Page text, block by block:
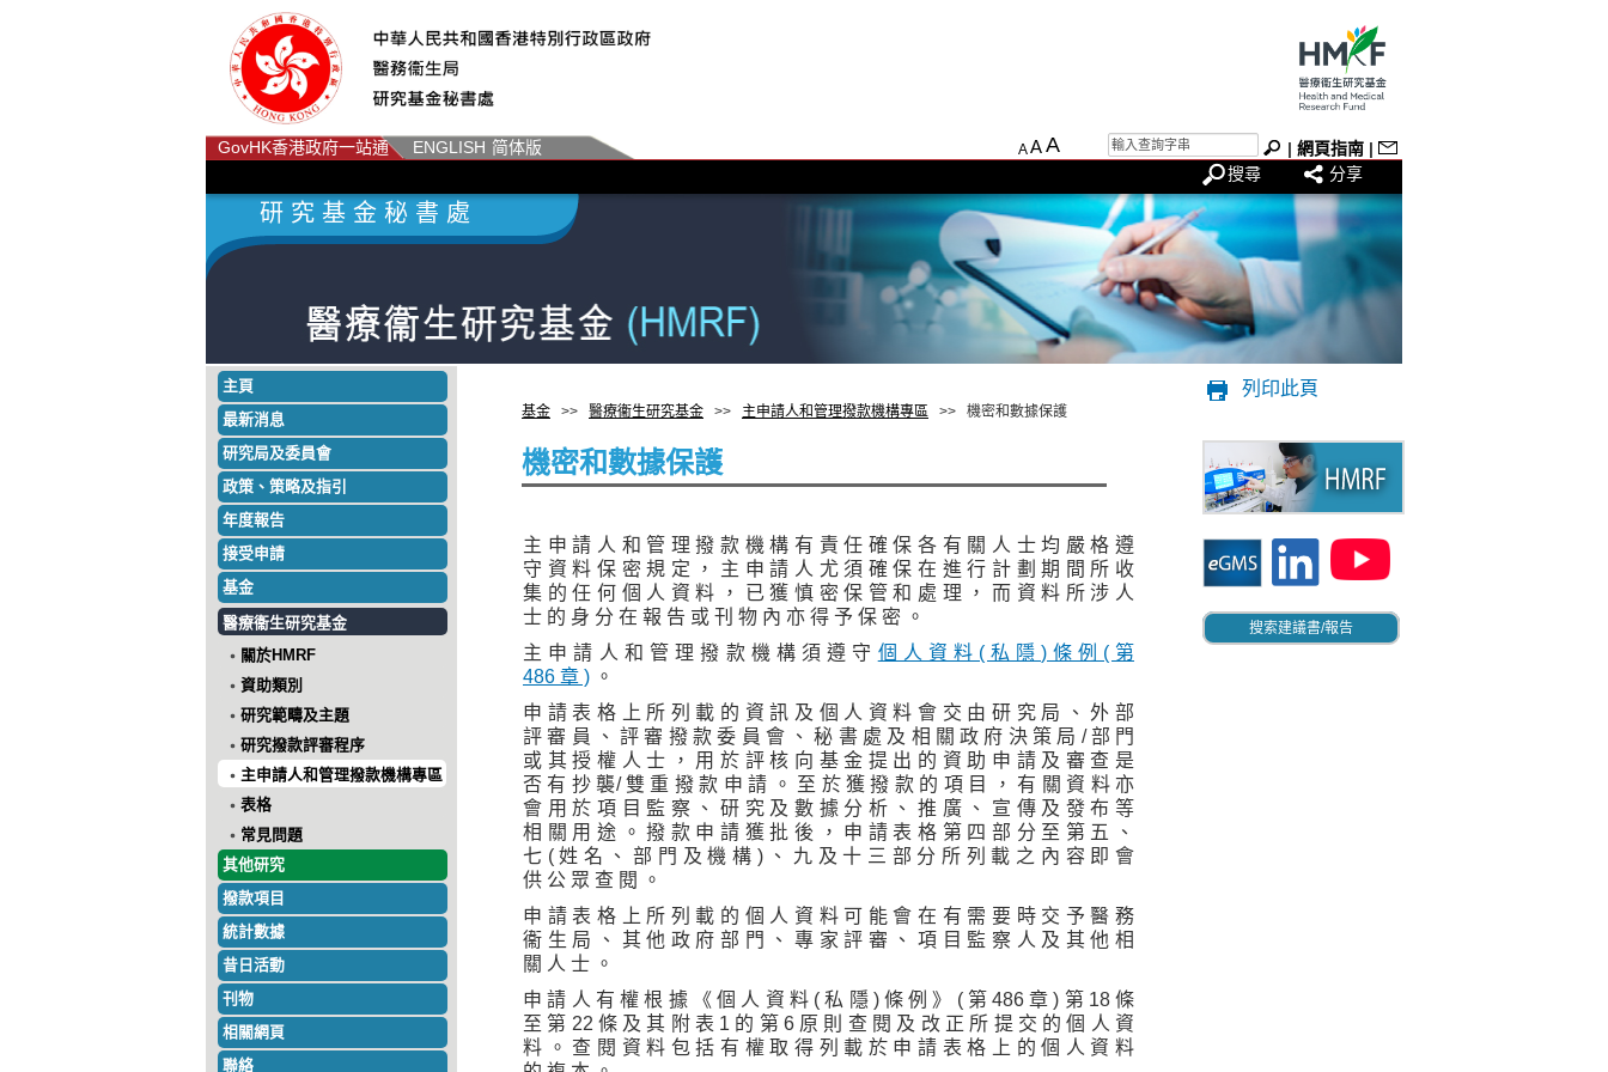
GovHK香港政府一站通 ENGLISH 简体版 AAA | 網頁指南 |
搜尋
分享
研 究 基 金 秘 書 處
主頁
最新消息
研究局及委員會
政策 、 策略及指引
年度報告
接受申請
基金
醫療衞生研究基金
關於HMRF
資助類別
研究範疇及主題
研究撥款評審程序
主申請人和管理撥款機構專區
表格
常見問題
其他研究
撥款項目
統計數據
昔日活動
刊物
相關網頁
聯絡
基金 >> 醫療衞生研究基金 >> 主申請人和管理撥款機構專區 >> 機密和數據保護
機密和數據保護
主 申 請 人 和 管 理 撥 款 機 構 有 責 任 確 保 各 有 關 人 士 均 嚴 格 遵
守 資 料 保 密 規 定 ， 主 申 請 人 尤 須 確 保 在 進 行 計 劃 期 間 所 收
集 的 任 何 個 人 資 料 ， 已 獲 慎 密 保 管 和 處 理 ， 而 資 料 所 涉 人
士 的 身 分 在 報 告 或 刊 物 內 亦 得 予 保 密 。
主 申 請 人 和 管 理 撥 款 機 構 須 遵 守 個 人 資 料 ( 私 隱 ) 條 例 ( 第
486 章 ) 。
申 請 表 格 上 所 列 載 的 資 訊 及 個 人 資 料 會 交 由 研 究 局 、 外 部
評 審 員 、 評 審 撥 款 委 員 會 、 秘 書 處 及 相 關 政 府 決 策 局 / 部 門
或 其 授 權 人 士 ， 用 於 評 核 向 基 金 提 出 的 資 助 申 請 及 審 查 是
否 有 抄 襲/ 雙 重 撥 款 申 請 。 至 於 獲 撥 款 的 項 目 ， 有 關 資 料 亦
會 用 於 項 目 監 察 、 研 究 及 數 據 分 析 、 推 廣 、 宣 傳 及 發 布 等
相 關 用 途 。 撥 款 申 請 獲 批 後 ， 申 請 表 格 第 四 部 分 至 第 五 、
七 ( 姓 名 、 部 門 及 機 構 ) 、 九 及 十 三 部 分 所 列 載 之 內 容 即 會
供 公 眾 查 閱 。
申 請 表 格 上 所 列 載 的 個 人 資 料 可 能 會 在 有 需 要 時 交 予 醫 務
衞 生 局 、 其 他 政 府 部 門 、 專 家 評 審 、 項 目 監 察 人 及 其 他 相
關 人 士 。
申 請 人 有 權 根 據 《 個 人 資 料 ( 私 隱 ) 條 例 》 ( 第 486 章 ) 第 18 條
至 第 22 條 及 其 附 表 1 的 第 6 原 則 查 閱 及 改 正 所 提 交 的 個 人 資
料 。 查 閱 資 料 包 括 有 權 取 得 列 載 於 申 請 表 格 上 的 個 人 資 料
列印此頁
搜索建議書/報告